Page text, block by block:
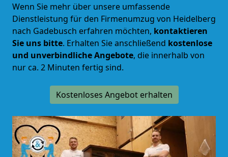
Wenn Sie mehr über unsere umfassende
Dienstleistung für den Firmenumzug von Heidelberg
nach Gadebusch erfahren möchten, kontaktieren
Sie uns bitte. Erhalten Sie anschließend kostenlose
und unverbindliche Angebote, die innerhalb von
nur ca. 2 Minuten fertig sind.
Kostenloses Angebot erhalten